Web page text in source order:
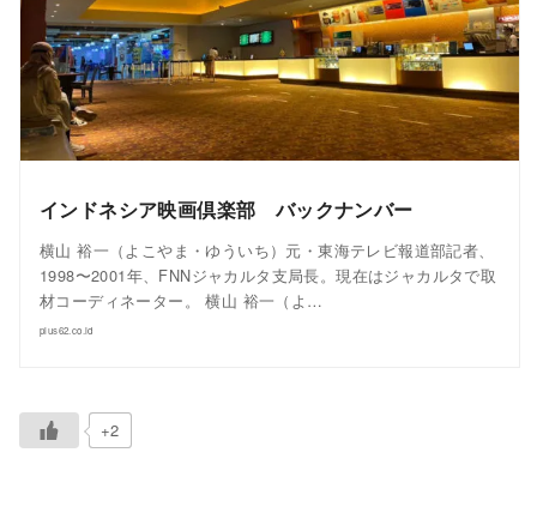
インドネシア映画倶楽部 バックナンバー
横山 裕一（よこやま・ゆういち）元・東海テレビ報道部記者、
1998〜2001年、FNNジャカルタ支局長。現在はジャカルタで取
材コーディネーター。 横山 裕一（よ…
plus62.co.id
+2